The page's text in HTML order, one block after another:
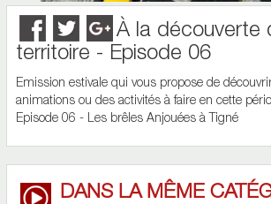
À la découverte
territoire - Episode 06
Emission estivale qui vous propose de
animations ou des activités à faire en cette
Episode 06 - Les brêles Anjouées à Tigné
DANS LA MÊME